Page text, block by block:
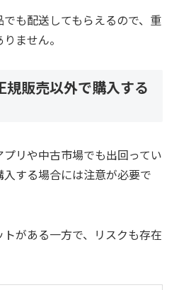
も配送してもらえるので、重
ません。
規販売以外で購入する
リや中古市場でも出回ってい
する場合には注意が必要で
がある一方で、リスクも存在